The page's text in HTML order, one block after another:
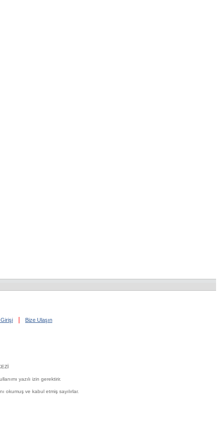
Bize Ulaşın
yazılı izin gerektirir.
okumuş ve kabul etmiş sayılırlar.